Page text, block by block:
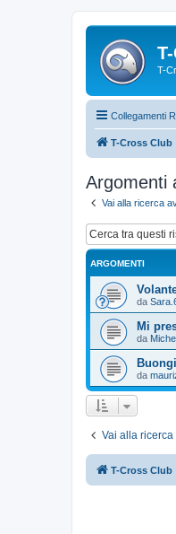
T-
Collegamenti
T-Cross Club
Argomenti
Vai alla ricerca
ARGOMENTI
da
Mi
da
da
Vai alla
T-Cross Club